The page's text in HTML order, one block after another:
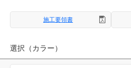
施工要領書
選択（カラー）